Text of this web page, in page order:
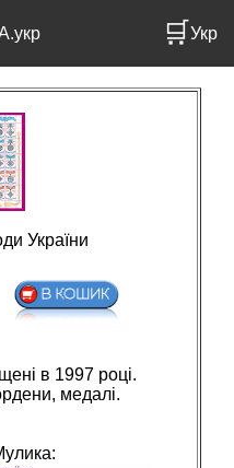
🛒Укр
України
в 1997 році.
медалi.